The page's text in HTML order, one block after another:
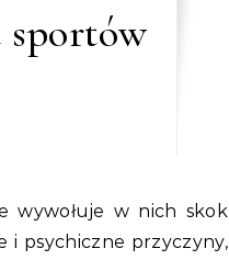
i psychiczne przyczyny,